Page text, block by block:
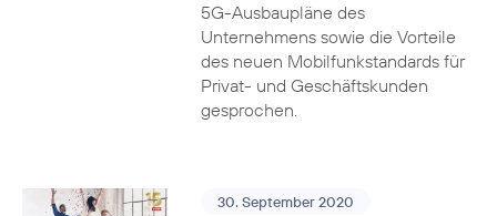
5G-Ausbaupläne des
Unternehmens sowie die Vorteile
des neuen Mobilfunkstandards für
Privat- und Geschäftskunden
gesprochen.
30. September 2020